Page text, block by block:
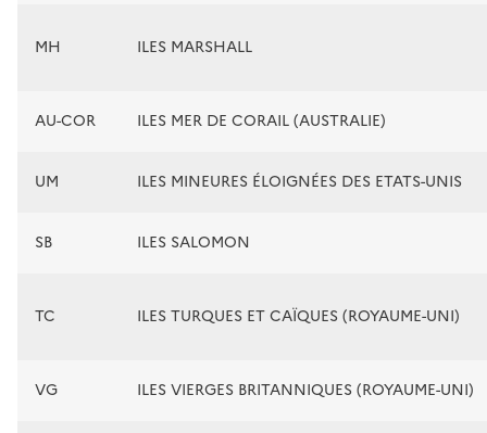
MH ILES MARSHALL
AU-COR ILES MER DE CORAIL (AUSTRALIE)
UM ILES MINEURES ÉLOIGNÉES DES ETATS-UNIS
SB ILES SALOMON
TC ILES TURQUES ET CAÏQUES (ROYAUME-UNI)
VG ILES VIERGES BRITANNIQUES (ROYAUME-UNI)